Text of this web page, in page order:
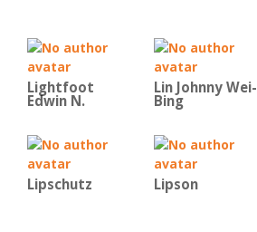
Lightfoot
Edwin N.
Lin Johnny Wei-
Bing
Lipschutz Lipson